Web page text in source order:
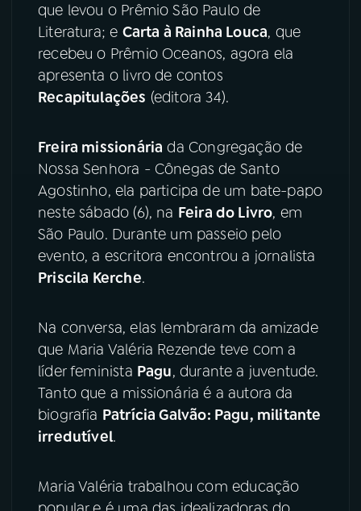
TikTok
que levou o Prêmio São Paulo de
Literatura; e Carta à Rainha Louca, que
recebeu o Prêmio Oceanos, agora ela
apresenta o livro de contos
Recapitulações (editora 34).
Freira missionária da Congregação de
Nossa Senhora - Cônegas de Santo
Agostinho, ela participa de um bate-papo
neste sábado (6), na Feira do Livro, em
São Paulo. Durante um passeio pelo
evento, a escritora encontrou a jornalista
Priscila Kerche.
Na conversa, elas lembraram da amizade
que Maria Valéria Rezende teve com a
líder feminista Pagu, durante a juventude.
Tanto que a missionária é a autora da
biografia Patrícia Galvão: Pagu, militante
irredutível.
Maria Valéria trabalhou com educação